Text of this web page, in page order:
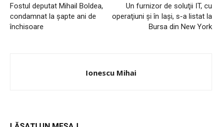
Fostul deputat Mihail Boldea,
condamnat la șapte ani de
închisoare
Un furnizor de soluţii IT, cu
operaţiuni și în Iași, s-a listat la
Bursa din New York
Ionescu Mihai